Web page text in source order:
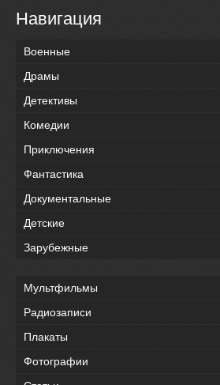
Навигация
Военные
Драмы
Детективы
Комедии
Приключения
Фантастика
Документальные
Детские
Зарубежные
Мультфильмы
Радиозаписи
Плакаты
Фотографии